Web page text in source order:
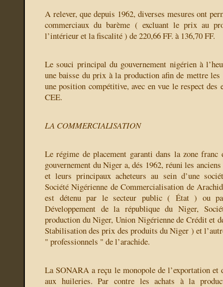
A relever, que depuis 1962, diverses mesures ont
commerciaux du barème ( excluant le prix au
l’intérieur et la fiscalité ) de 220,66 FF. à 136,70 FF.
Le souci principal du gouvernement nigérien à
une baisse du prix à la production afin de mettre les
une position compétitive, avec en vue le respect des
CEE.
LA COMMERCIALISATION
Le régime de placement garanti dans la zone franc
gouvernement du Niger a, dés 1962, réuni les
et leurs principaux acheteurs au sein d’une
Société Nigérienne de Commercialisation de
est détenu par le secteur public ( État ) ou
Développement de la république du Niger,
production du Niger, Union Nigérienne de Crédit et
Stabilisation des prix des produits du Niger ) et
" professionnels " de l’arachide.
La SONARA a reçu le monopole de l’exportation et
aux huileries. Par contre les achats à la